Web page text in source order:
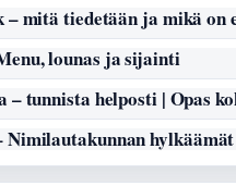
mitä tiedetään ja mikä on
lounas ja sijainti
tunnista helposti | Opas